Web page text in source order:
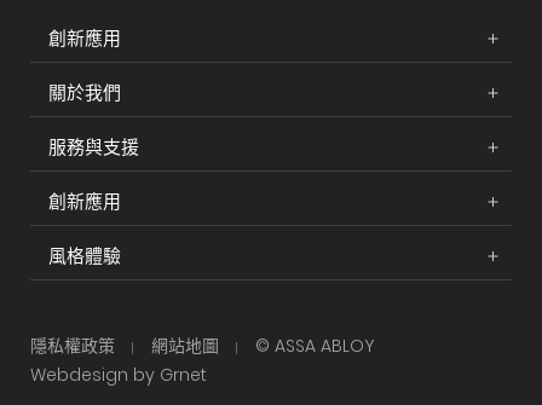
創新應用
關於我們
服務與支援
創新應用
風格體驗
隱私權政策 網站地圖
© ASSA ABLOY
Webdesign by Grnet